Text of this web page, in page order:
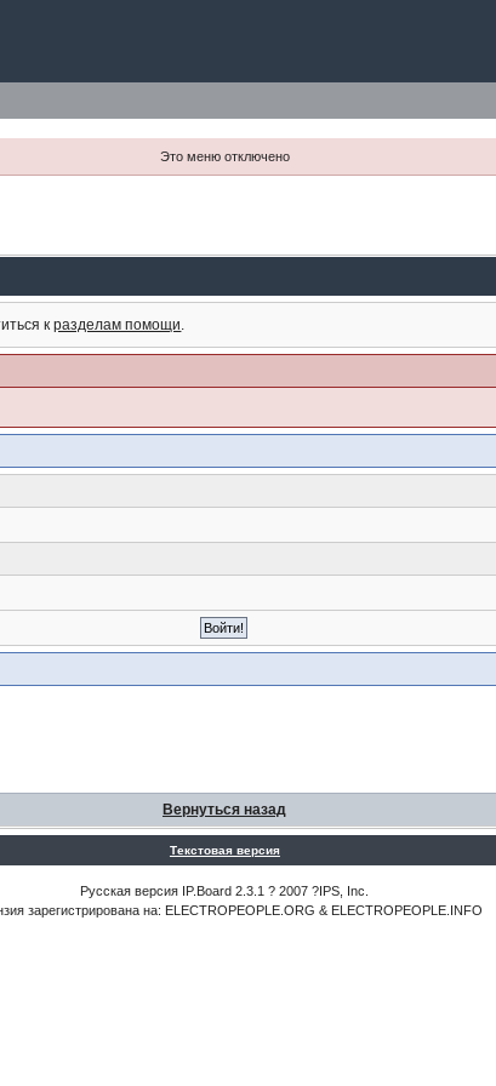
Это меню отключено
кразделам помощи.
Вернуться назад
Текстовая версия
Русская версия IP.Board 2.3.1 ? 2007 ?IPS, Inc.
зарегистрирована на: ELECTROPEOPLE.ORG & ELECTROPEOPLE.INFO